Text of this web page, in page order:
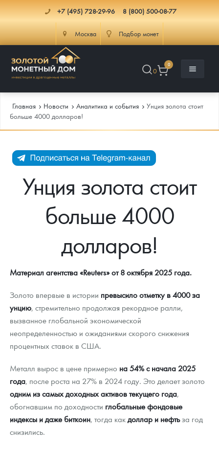
+7 (495) 728-29-96 8 (800) 500-08-77
Москва Подбор монет
0
0
Каталог Монет
Инвестиционные монеты
Монеты Россия и СССР
Памятные и старинные монеты
Монеты Царской России
Монеты стран мира после 1950г
Георгий Победоносец
Золотой червонец Сеятель
Золотые слитки
Аксессуары
Гарри Поттер
Флот: ледоколы и корабли
Жетоны "Необыкновенные обитатели глубин"
Ювелирные изделия
Инфо
Как сделать заказ
Подлинность монет
Выкуп монет
Вопрос - ответ
Памятка для работы с монетами из драгметаллов
Условия возврата
Политика конфиденциальности
Политика использования Cookies
Положение по обработке и защите персональных данных
Доставка
Распродажа монет и жетонов
Аналитика и события
Итоги 2025 года. Прогноз курсов золота, серебра, платины на
2026 год
Cтатьи
Георгий Победоносец - динамика цен
Курс золота и серебра
Лом выкуп
Скупка слитков
Контакты
О нас
Наши преимущества
Письмо директору
Главная Новости Аналитика и события
Унция золота стоит
больше 4000 долларов!
Унция золота стоит
больше 4000
долларов!
Материал агентства «Reuters» от 8 октября 2025 года.
Золото впервые в истории превысило отметку в 4000 за
унцию, стремительно продолжая рекордное ралли,
вызванное глобальной экономической
неопределенностью и ожиданиями скорого снижения
процентных ставок в США.
Металл вырос в цене примерно на 54% с начала 2025
года, после роста на 27% в 2024 году. Это делает золото
одним из самых доходных активов текущего года,
обогнавшим по доходности глобальные фондовые
индексы и даже биткоин, тогда какдоллар и нефтьза год
снизились.